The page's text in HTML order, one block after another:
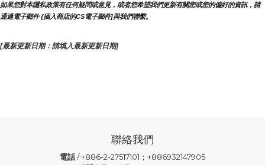
如果您對本隱私政策有任何疑問或意見，或者您希望我們更新有關您或您的偏好的資訊，請
通過電子郵件 {插入商店的CS電子郵件]與我們聯繫。
[最新更新日期：請填入最新更新日期]
聯絡我們
電話/ +886-2-27517101；+886932147905